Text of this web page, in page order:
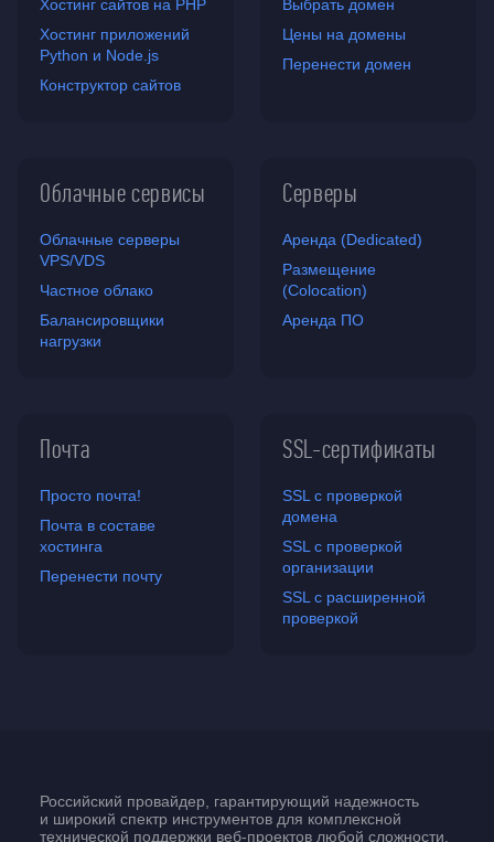
Хостинг сайтов на PHP
Хостинг приложений
Python и Node.js
Конструктор сайтов
Выбрать домен
Цены на домены
Перенести домен
Облачные сервисы
Облачные серверы
VPS/VDS
Частное облако
Балансировщики
нагрузки
Серверы
Аренда (Dedicated)
Размещение
(Colocation)
Аренда ПО
Почта
Просто почта!
Почта в составе
хостинга
Перенести почту
SSL-сертификаты
SSL с проверкой
домена
SSL с проверкой
организации
SSL с расширенной
проверкой
Российский провайдер, гарантирующий надежность
и широкий спектр инструментов для комплексной
технической поддержки веб-проектов любой сложности.